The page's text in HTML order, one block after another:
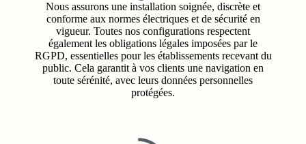
Nous assurons une installation soignée, discrète et
conforme aux normes électriques et de sécurité en
vigueur. Toutes nos configurations respectent
également les obligations légales imposées par le
RGPD, essentielles pour les établissements recevant du
public. Cela garantit à vos clients une navigation en
toute sérénité, avec leurs données personnelles
protégées.